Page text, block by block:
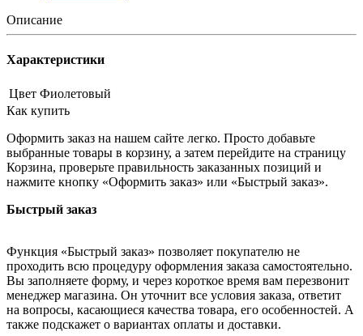
Описание
Характеристики
Цвет Фиолетовый
Как купить
Оформить заказ на нашем сайте легко. Просто добавьте
выбранные товары в корзину, а затем перейдите на страницу
Корзина, проверьте правильность заказанных позиций и
нажмите кнопку «Оформить заказ» или «Быстрый заказ».
Быстрый заказ
Функция «Быстрый заказ» позволяет покупателю не
проходить всю процедуру оформления заказа самостоятельно.
Вы заполняете форму, и через короткое время вам перезвонит
менеджер магазина. Он уточнит все условия заказа, ответит
на вопросы, касающиеся качества товара, его особенностей. А
также подскажет о вариантах оплаты и доставки.